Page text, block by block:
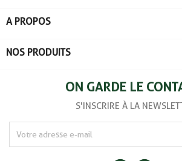
A PROPOS
NOS PRODUITS
ON GARDE LE
S'INSCRIRE À LA